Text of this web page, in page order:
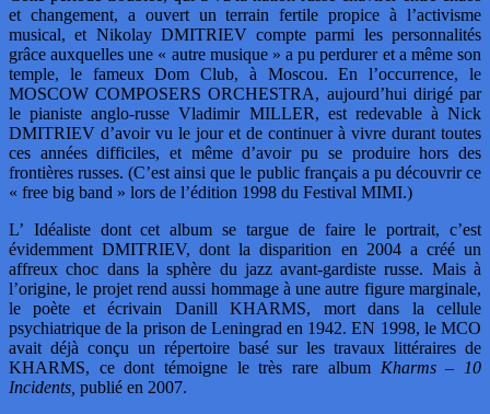
et changement, a ouvert un terrain fertile propice à l’activisme
musical, et Nikolay DMITRIEV compte parmi les personnalités
grâce auxquelles une « autre musique » a pu perdurer et a même son
temple, le fameux Dom Club, à Moscou. En l’occurrence, le
MOSCOW COMPOSERS ORCHESTRA, aujourd’hui dirigé par
le pianiste anglo-russe Vladimir MILLER, est redevable à Nick
DMITRIEV d’avoir vu le jour et de continuer à vivre durant toutes
ces années difficiles, et même d’avoir pu se produire hors des
frontières russes. (C’est ainsi que le public français a pu découvrir ce
« free big band » lors de l’édition 1998 du Festival MIMI.)
L’ Idéaliste dont cet album se targue de faire le portrait, c’est
évidemment DMITRIEV, dont la disparition en 2004 a créé un
affreux choc dans la sphère du jazz avant-gardiste russe. Mais à
l’origine, le projet rend aussi hommage à une autre figure marginale,
le poète et écrivain Danill KHARMS, mort dans la cellule
psychiatrique de la prison de Leningrad en 1942. EN 1998, le MCO
avait déjà conçu un répertoire basé sur les travaux littéraires de
KHARMS, ce dont témoigne le très rare album Kharms – 10
Incidents, publié en 2007.